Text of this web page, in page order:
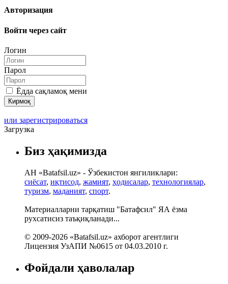
Авторизация
Войти через сайт
Логин
Парол
Ёдда сақламоқ мени
или зарегистрироваться
Загрузка
Биз ҳақимизда
АН «Batafsil.uz» - Ўзбекистон янгиликлари:
сиёсат, иқтисод, жамият, ҳодисалар, технологиялар,
туризм, маданият, спорт.
Материалларни тарқатиш "Батафсил" ЯА ёзма
рухсатисиз таъқиқланади...
© 2009-2026 «Batafsil.uz» ахборот агентлиги
Лицензия УзАПИ №0615 от 04.03.2010 г.
Фойдали ҳаволалар